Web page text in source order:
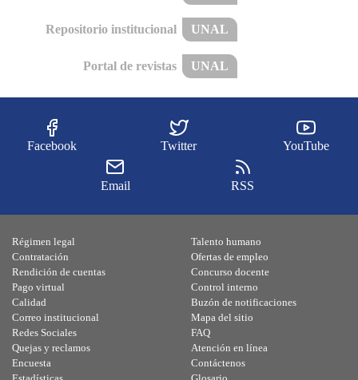
Repositorio institucional UNAL
Portal de revistas UNAL
Facebook Twitter YouTube
Email RSS
Régimen legal
Contratación
Rendición de cuentas
Pago virtual
Calidad
Talento humano
Ofertas de empleo
Concurso docente
Control interno
Buzón de notificaciones
Correo institucional
Redes Sociales
Quejas y reclamos
Encuesta
Mapa del sitio
FAQ
Atención en línea
Contáctenos